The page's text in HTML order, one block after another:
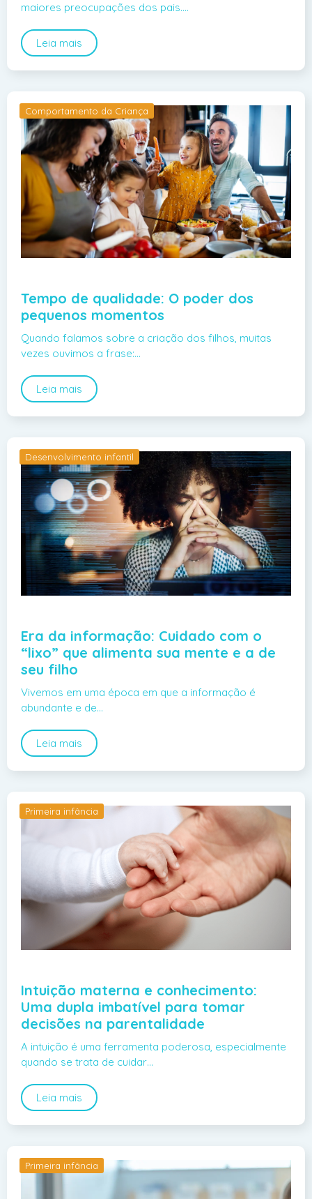
maiores preocupações dos pais.…
Leia mais
Comportamento da Criança
Tempo de qualidade: O poder dos
pequenos momentos
Quando falamos sobre a criação dos filhos, muitas
vezes ouvimos a frase:…
Leia mais
Desenvolvimento infantil
Era da informação: Cuidado com o
“lixo” que alimenta sua mente e a de
seu filho
Vivemos em uma época em que a informação é
abundante e de…
Leia mais
Primeira infância
Intuição materna e conhecimento:
Uma dupla imbatível para tomar
decisões na parentalidade
A intuição é uma ferramenta poderosa, especialmente
quando se trata de cuidar…
Leia mais
Primeira infância